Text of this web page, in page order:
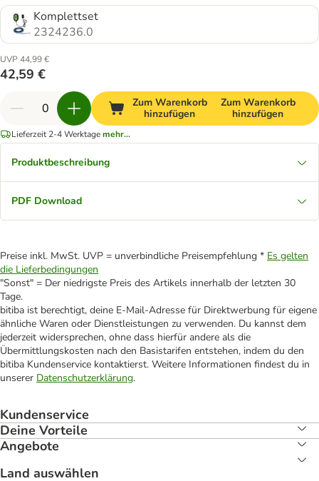
Komplettset
2324236.0
UVP 44,99 €
42,59 €
Zum Warenkorb
hinzufügen
Zum Warenkorb
hinzufügen
Lieferzeit 2-4 Werktagemehr...
Produktbeschreibung
PDF Download
Preise inkl. MwSt. UVP = unverbindliche Preisempfehlung * Es gelten
die Lieferbedingungen
"Sonst" = Der niedrigste Preis des Artikels innerhalb der letzten 30
Tage.
bitiba ist berechtigt, deine E-Mail-Adresse für Direktwerbung für eigene
ähnliche Waren oder Dienstleistungen zu verwenden. Du kannst dem
jederzeit widersprechen, ohne dass hierfür andere als die
Übermittlungskosten nach den Basistarifen entstehen, indem du den
bitiba Kundenservice kontaktierst. Weitere Informationen findest du in
unserer Datenschutzerklärung.
Kundenservice
Deine Vorteile
Angebote
Land auswählen